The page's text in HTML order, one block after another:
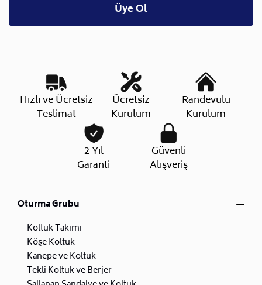
Üye Ol
Hızlı ve Ücretsiz
Teslimat
Ücretsiz
Kurulum
Randevulu
Kurulum
2 Yıl
Garanti
Güvenli
Alışveriş
Oturma Grubu
Koltuk Takımı
Köşe Koltuk
Kanepe ve Koltuk
Tekli Koltuk ve Berjer